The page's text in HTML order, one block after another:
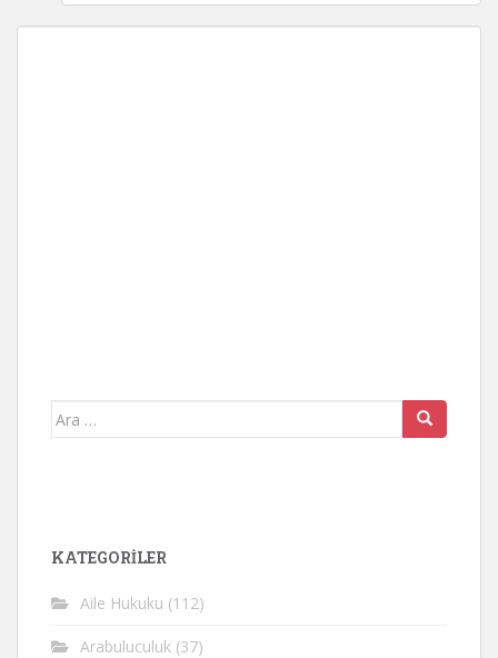
Arama
KATEGORİLER
Aile Hukuku (112)
Arabuluculuk (37)